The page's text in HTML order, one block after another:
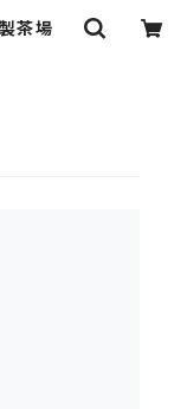
治茶 古勝製茶場